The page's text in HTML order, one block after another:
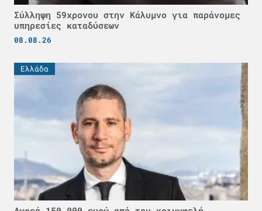
Σύλληψη 59χρονου στην Κάλυμνο για παράνομες
υπηρεσίες καταδύσεων
08.08.26
Ελλάδα